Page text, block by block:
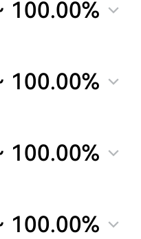
100.00%
100.00%
100.00%
100.00%